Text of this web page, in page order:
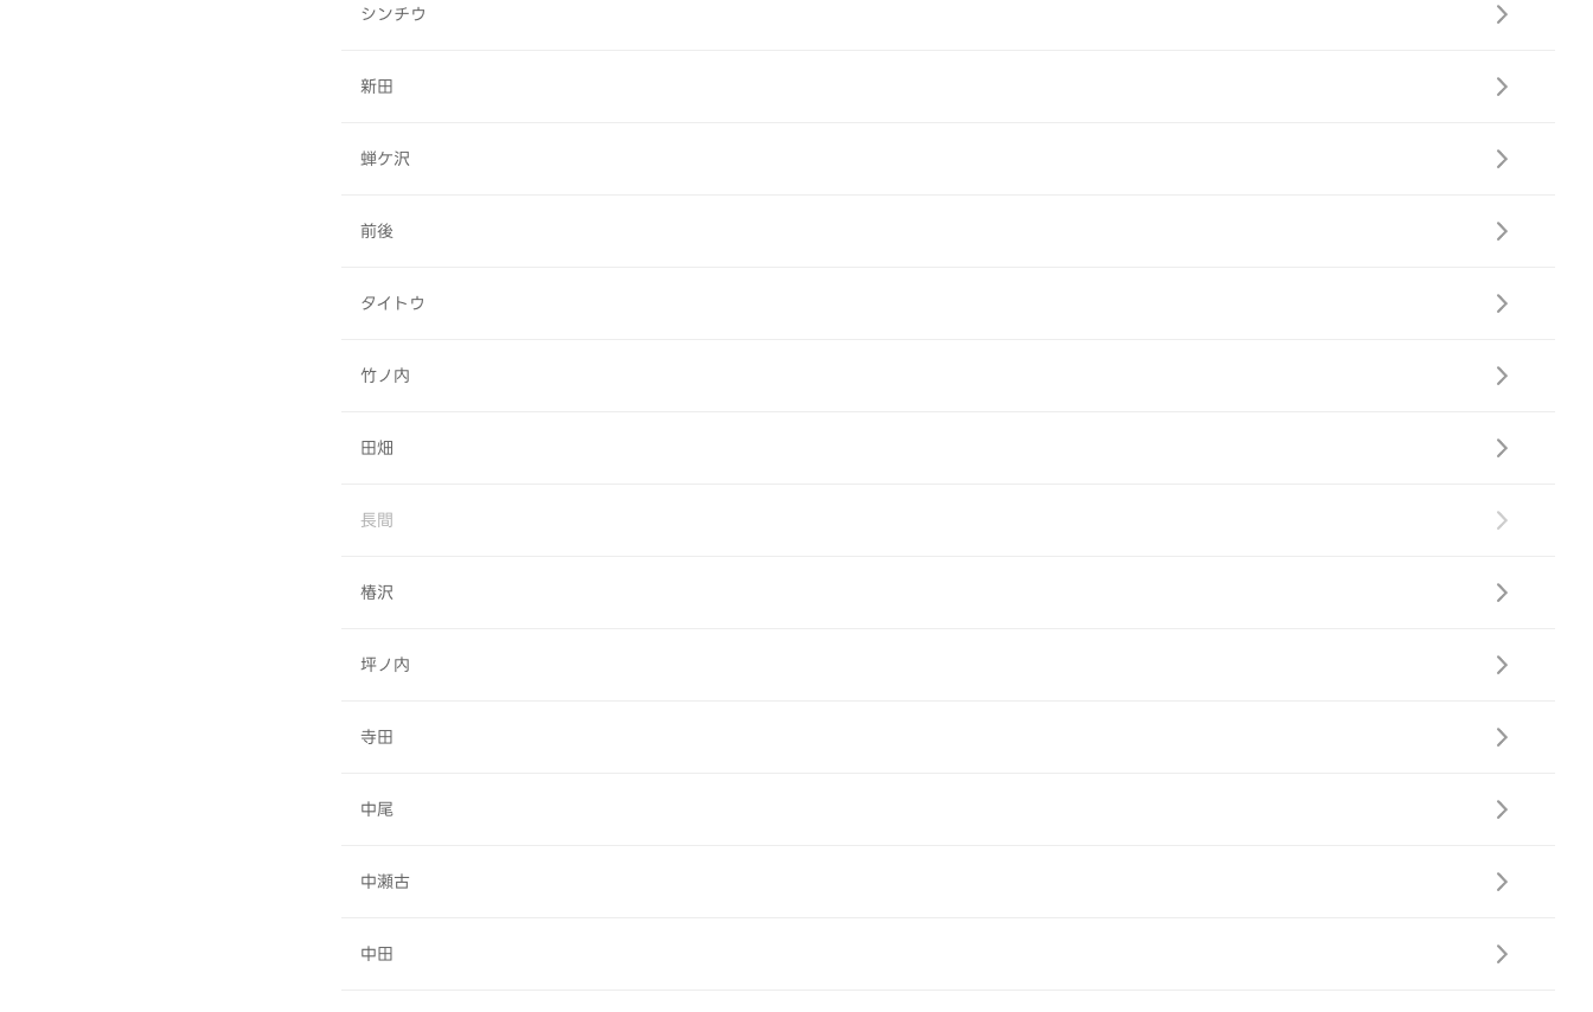
シンチウ
新田
蝉ケ沢
前後
タイトウ
竹ノ内
田畑
長間
椿沢
坪ノ内
寺田
中尾
中瀬古
中田